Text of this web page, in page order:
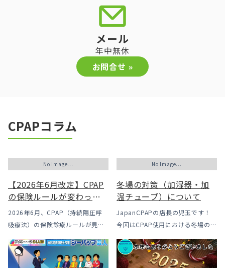
メール
年中無休
お問合せ »
CPAPコラム
No Image...
【2026年6月改定】CPAP
の保険ルールが変わった
｜CPAPが使えなくなるか
も？変更のメリット・デ
う選択肢
2026年6月、CPAP（持続陽圧呼
吸療法）の保険診療ルールが見直
されました。治療を始めるハード
ルは下がった一方で、「続ける」
ための条件はこれまでより厳しく
No Image...
冬場の対策（加湿器・加
温チューブ）について
JapanCPAPの店長の児玉です！
今回はCPAP使用における冬場のよ
くあるトラブル「乾燥・寒さ・結
露」についてのお話をさせて頂き
ます。 我々の拠点の北陸はCPAP